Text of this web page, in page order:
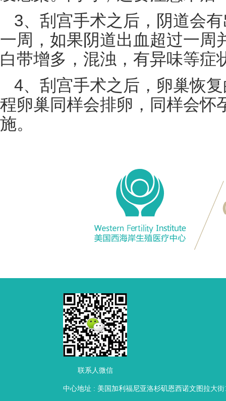
3、刮宫手术之后，阴道会
一周，如果阴道出血 超过一周
白带增多 ，混浊，有异味等
4、刮宫手术之后，卵巢恢
程卵巢同样会排卵 ，同样会
施。
联系人微信
中心地址 : 美国加利福尼亚洛杉矶恩西诺文图拉大街